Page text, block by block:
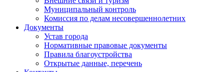
Муниципальный контроль
Комиссия по делам несовершеннолетних
Документы
Устав города
Нормативные правовые документы
Правила благоустройства
Открытые данные, перечень